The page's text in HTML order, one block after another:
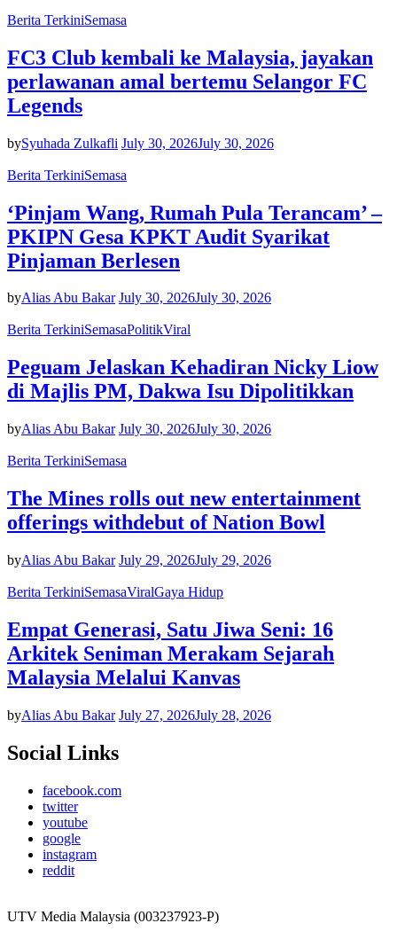
Berita TerkiniSemasa
FC3 Club kembali ke Malaysia, jayakan
perlawanan amal bertemu Selangor FC
Legends
bySyuhada Zulkafli July 30, 2026July 30, 2026
Berita TerkiniSemasa
‘Pinjam Wang, Rumah Pula Terancam’ –
PKIPN Gesa KPKT Audit Syarikat
Pinjaman Berlesen
byAlias Abu Bakar July 30, 2026July 30, 2026
Berita TerkiniSemasaPolitikViral
Peguam Jelaskan Kehadiran Nicky Liow
di Majlis PM, Dakwa Isu Dipolitikkan
byAlias Abu Bakar July 30, 2026July 30, 2026
Berita TerkiniSemasa
The Mines rolls out new entertainment
offerings withdebut of Nation Bowl
byAlias Abu Bakar July 29, 2026July 29, 2026
Berita TerkiniSemasaViralGaya Hidup
Empat Generasi, Satu Jiwa Seni: 16
Arkitek Seniman Merakam Sejarah
Malaysia Melalui Kanvas
byAlias Abu Bakar July 27, 2026July 28, 2026
Social Links
facebook.com
twitter
youtube
google
instagram
reddit
UTV Media Malaysia (003237923-P)